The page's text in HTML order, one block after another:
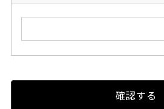
確認する